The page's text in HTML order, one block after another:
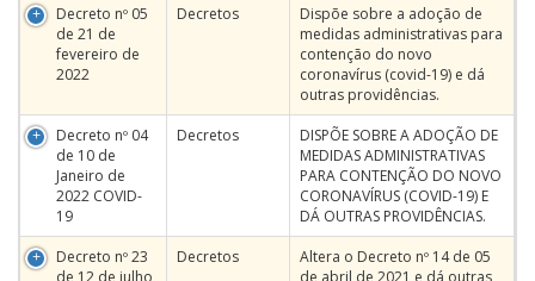
Decreto nº 05
de 21 de
fevereiro de
2022
Decretos
Dispõe sobre a adoção de
medidas administrativas para
contenção do novo
coronavírus (covid-19) e dá
outras providências.
Decreto nº 04
de 10 de
Janeiro de
2022 COVID-
19
Decretos
DISPÕE SOBRE A ADOÇÃO DE
MEDIDAS ADMINISTRATIVAS
PARA CONTENÇÃO DO NOVO
CORONAVÍRUS (COVID-19) E
DÁ OUTRAS PROVIDÊNCIAS.
Decreto nº 23
de 12 de julho
Decretos
Altera o Decreto nº 14 de 05
de abril de 2021 e dá outras